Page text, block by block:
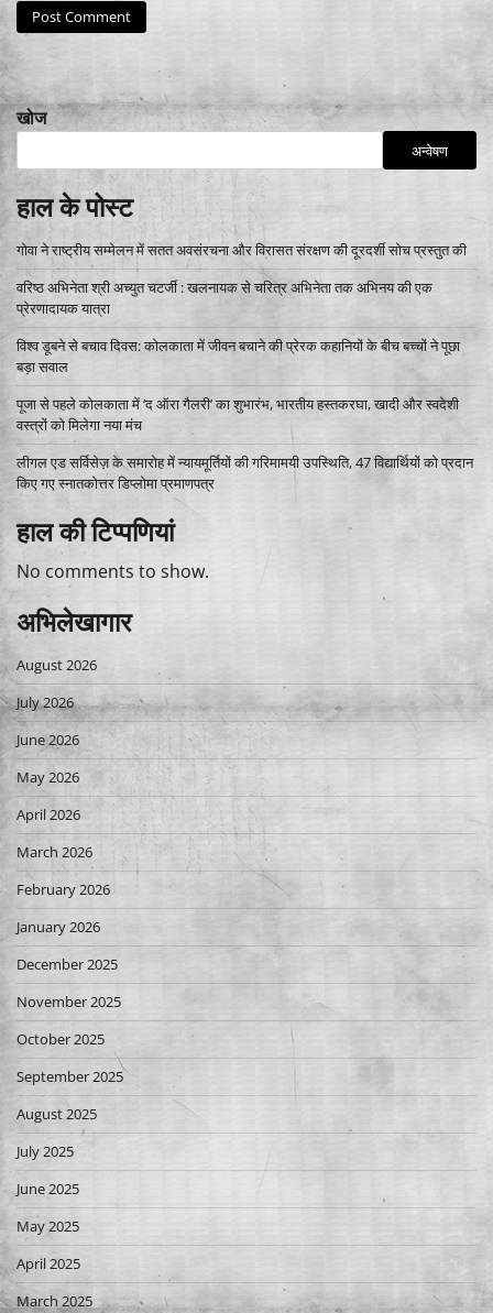
खोज
अन्वेषण
हाल के पोस्ट
गोवा ने राष्ट्रीय सम्मेलन में सतत अवसंरचना और विरासत संरक्षण की दूरदर्शी सोच प्रस्तुत की
वरिष्ठ अभिनेता श्री अच्युत चटर्जी : खलनायक से चरित्र अभिनेता तक अभिनय की एक
प्रेरणादायक यात्रा
विश्व डूबने से बचाव दिवस: कोलकाता में जीवन बचाने की प्रेरक कहानियों के बीच बच्चों ने पूछा
बड़ा सवाल
पूजा से पहले कोलकाता में ‘द ऑरा गैलरी’ का शुभारंभ, भारतीय हस्तकरघा, खादी और स्वदेशी
वस्त्रों को मिलेगा नया मंच
लीगल एड सर्विसेज़ के समारोह में न्यायमूर्तियों की गरिमामयी उपस्थिति, 47 विद्यार्थियों को प्रदान
किए गए स्नातकोत्तर डिप्लोमा प्रमाणपत्र
हाल की टिप्पणियां
No comments to show.
अभिलेखागार
August 2026
July 2026
June 2026
May 2026
April 2026
March 2026
February 2026
January 2026
December 2025
November 2025
October 2025
September 2025
August 2025
July 2025
June 2025
May 2025
April 2025
March 2025